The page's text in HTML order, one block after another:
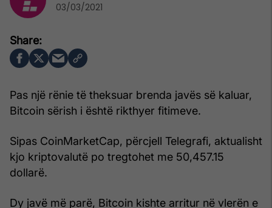
Pas një rënie të theksuar brenda javës së kaluar,
Bitcoin sërish i është rikthyer fitimeve.
Sipas CoinMarketCap, përcjell Telegrafi, aktualisht
kjo kriptovalutë po tregtohet me 50,457.15
dollarë.
Dy javë më parë, Bitcoin kishte arritur në vlerën e
03/03/2021